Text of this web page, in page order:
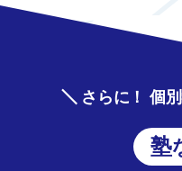
さらに！ 個